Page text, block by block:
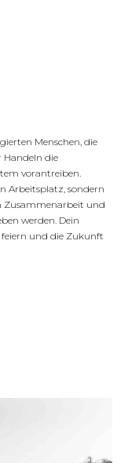
Menschen, die
Handeln die
vorantreiben.
Arbeitsplatz, sondern
Zusammenarbeit und
werden. Dein
und die Zukunft